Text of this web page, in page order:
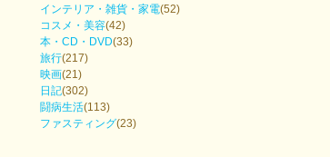
インテリア・雑貨・家電(52)
コスメ・美容(42)
本・CD・DVD(33)
旅行(217)
映画(21)
日記(302)
闘病生活(113)
ファスティング(23)